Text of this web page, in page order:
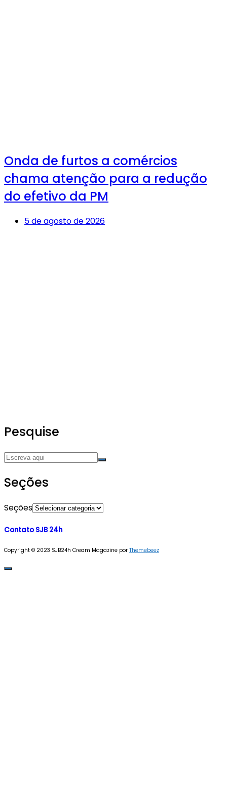
Onda de furtos a comércios
chama atenção para a redução
do efetivo da PM
5 de agosto de 2026
Pesquise
Seções
Seções
Contato SJB 24h
Copyright © 2023 SJB24h Cream Magazine por Themebeez